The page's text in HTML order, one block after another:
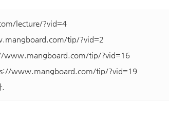
lecture/?vid=4
tip/?vid=2
www.mangboard.com/tip/?vid=16
www.mangboard.com/tip/?vid=19